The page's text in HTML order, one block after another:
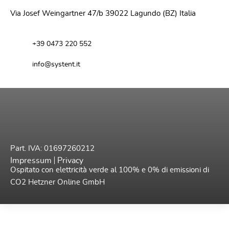
Via Josef Weingartner 47/b 39022 Lagundo (BZ) Italia
+39 0473 220 552
info@systent.it
Part. IVA: 01697260212
Impressum Privacy
Ospitato con elettricità verde al 100% e 0% di emissioni di
CO2 Hetzner Online GmbH